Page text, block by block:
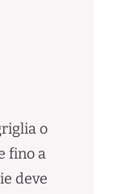
o
fino a
deve